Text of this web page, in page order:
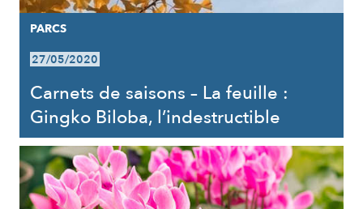
PARCS
27/05/2020
Carnets de saisons – La feuille :
Gingko Biloba, l’indestructible